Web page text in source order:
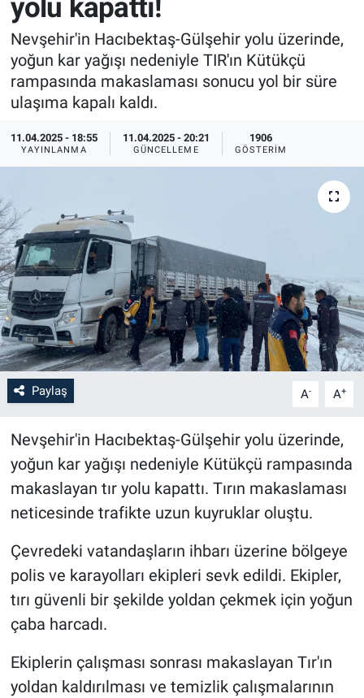
yolu kapattı!
Nevşehir'in Hacıbektaş-Gülşehir yolu üzerinde,
yoğun kar yağışı nedeniyle TIR'ın Kütükçü
rampasında makaslaması sonucu yol bir süre
ulaşıma kapalı kaldı.
11.04.2025 - 18:55
YAYINLANMA
11.04.2025 - 20:21
GÜNCELLEME
1906
GÖSTERIM
Paylaş A- A+
Nevşehir'in Hacıbektaş-Gülşehir yolu üzerinde,
yoğun kar yağışı nedeniyle Kütükçü rampasında
makaslayan tır yolu kapattı. Tırın makaslaması
neticesinde trafikte uzun kuyruklar oluştu.
Çevredeki vatandaşların ihbarı üzerine bölgeye
polis ve karayolları ekipleri sevk edildi. Ekipler,
tırı güvenli bir şekilde yoldan çekmek için yoğun
çaba harcadı.
Ekiplerin çalışması sonrası makaslayan Tır'ın
yoldan kaldırılması ve temizlik çalışmalarının
Sağlık
Yerel
Genel
Asayiş
İlan - Duyuru- Mesaj
Türkiye Gündemi
Sizden Gelenler
Yaşam
Eğitim
Kültür
3.Sayfa
Medya
Bilim-Tek
Teknoloji
Röportaj
Niğde
Aksaray
Yerel
İlan - Duyuru- Mesaj
Türkiye Gündemi
Sizden Gelenler